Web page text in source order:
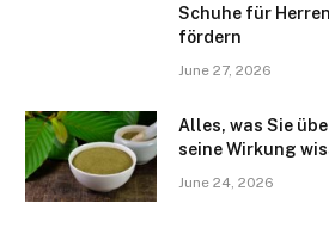
Schuhe für
fördern
June 27, 2026
Alles, was Sie
seine Wirkung
June 24, 2026